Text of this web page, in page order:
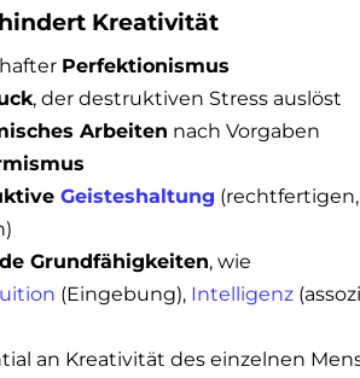
Kreativität
Perfektionismus
, der destruktiven Stress auslöst
Arbeiten nach Vorgaben
Geisteshaltung
Grundfähigkeiten, wie
(Eingebung), Intelligenz
an Kreativität des einzelnen